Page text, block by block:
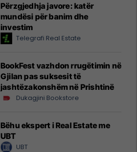
Përzgjedhja javore: katër
mundësi për banim dhe
investim
Telegrafi Real Estate
BookFest vazhdon rrugëtimin në
Gjilan pas suksesit të
jashtëzakonshëm në Prishtinë
Dukagjini Bookstore
Bëhu ekspert i Real Estate me
UBT
UBT